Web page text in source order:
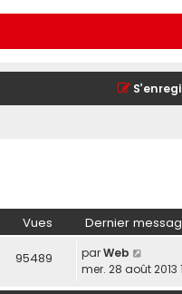
Vues Dernier
95489 parWeb
mer. 28 août 2013